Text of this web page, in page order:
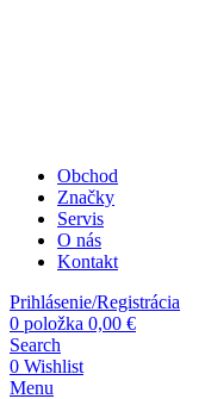
Obchod
Značky
Servis
O nás
Kontakt
Prihlásenie/Registrácia
0 položka 0,00 €
Search
0 Wishlist
Menu